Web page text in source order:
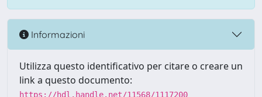
Informazioni
Utilizza questo identificativo per citare o creare un
link a questo documento:
https://hdl.handle.net/11568/1117200